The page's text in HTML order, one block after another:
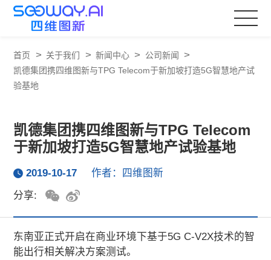
首页 > 关于我们 > 新闻中心 > 公司新闻 >
凯德集团携四维图新与TPG Telecom于新加坡打造5G智慧地产试
验基地
凯德集团携四维图新与TPG Telecom
于新加坡打造5G智慧地产试验基地
2019-10-17
作者：四维图新
分享:
东南亚正式开启在商业环境下基于5G C-V2X技术的智
能出行相关解决方案测试。